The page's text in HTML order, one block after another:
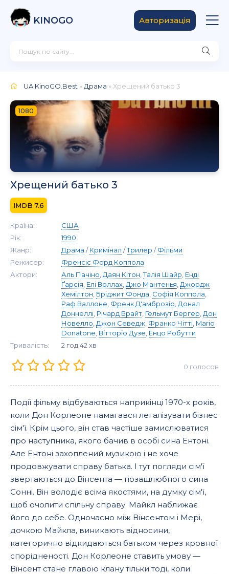
KINOGO Авторизація
UA.KinoGO.Best » Драма » Хрещений батько 3
1080
Хрещений батько 3
7.6
Країна:
США
Рік:
1990
Жанр:
Драма /Кримінал /Трилер /Фільми
Режисер:
Френсіс Форд Коппола
Актори:
Аль Пачіно Даян Кітон ,Талія Шайр Енді
Ґарсія Елі Воллах Джо Мантенья Джордж
Хемілтон Бріджит Фонда Софія Коппола
Раф Валлоне Френк Д'амброзіо Донал
Доннеллі Річард Брайт Гельмут Бергер Дон
Новелло Джон Севедж Франко Чітті Mario
Donatone Вітторіо Дузе Енцо Робутти
Тривалість:
2 год 42 хв
0 голосов
Події фільму відбуваються наприкінці 1970-х років,
коли Дон Корлеоне намагався легалізувати бізнес
сім'ї. Крім цього, він став частіше замислюватися
про наступника, якого бачив в особі сина Ентоні.
Але Ентоні захоплений музикою і не хоче
продовжувати справу батька. І тут погляди сім'ї
звертаються до Вінсента — позашлюбного сина
Сонні. Він володіє всіма якостями, на думку сім'ї,
щоб очолити спільну справу. Майкл наближає
його до себе. Одночасно між Вінсентом і Мері,
дочкою Майкла, виникають відносини,
категорично відкидаються батьком через кровної
спорідненості. Дон Корлеоне ставить умову —
Вінсент стане главою клану тільки тоді, коли